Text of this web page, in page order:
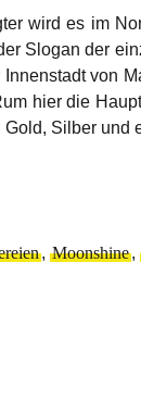
wird es im
Slogan der
von
hier die
Silber und
, Moonshine,